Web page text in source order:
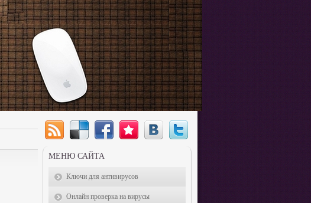
МЕНЮ САЙТА
Ключи для антивирусов
Онлайн проверка на вирусы